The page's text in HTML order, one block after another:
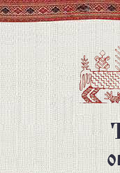
Перейти
к
основному
содержанию